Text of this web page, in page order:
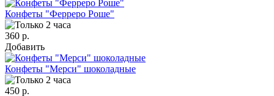
Конфеты "Ферреро Роше"
360 р.
Добавить
Конфеты "Мерси" шоколадные
450 р.